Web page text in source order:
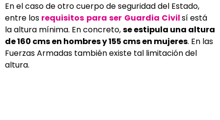
En el caso de otro cuerpo de seguridad del Estado,
entre los requisitos para ser Guardia Civilsí está
la altura mínima. En concreto,se estipula una altura
de 160 cms en hombres y 155 cms en mujeres. En las
Fuerzas Armadas también existe tal limitación del
altura.